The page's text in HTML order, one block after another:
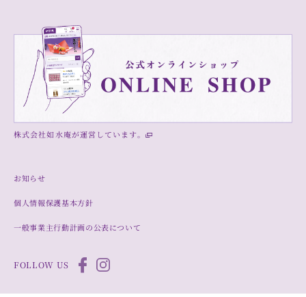
株式会社如水庵が運営しています。
お知らせ
個人情報保護基本方針
一般事業主行動計画の公表について
FOLLOW US